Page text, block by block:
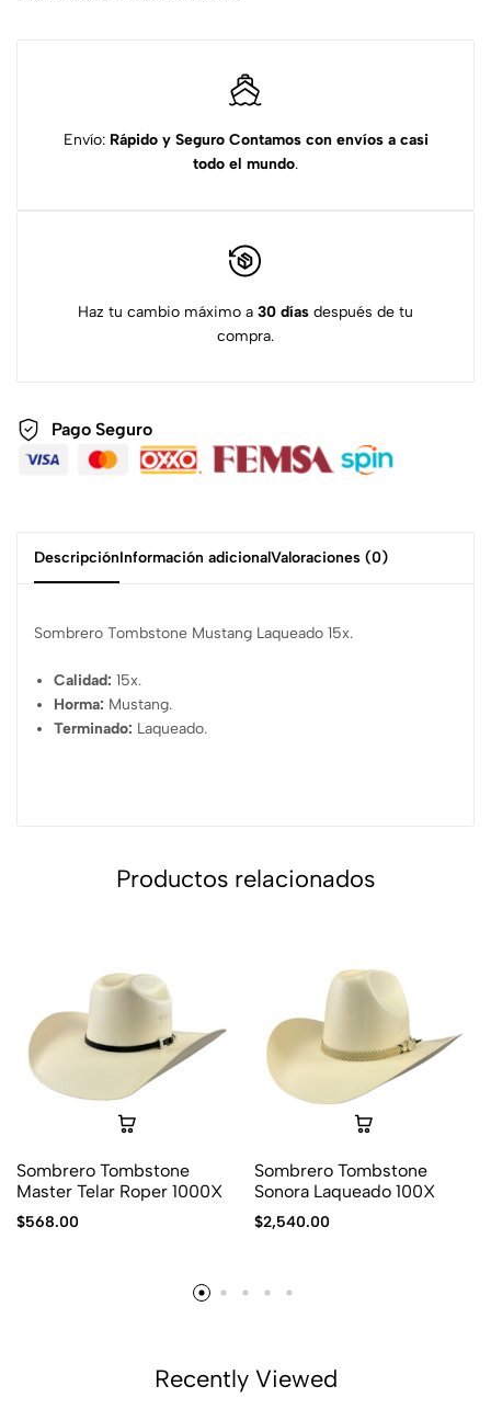
Envío: Rápido y Seguro Contamos con envíos a casi
todo el mundo.
Haz tu cambio máximo a 30 días después de tu
compra.
Pago Seguro
DescripciónInformación adicionalValoraciones (0)
Sombrero Tombstone Mustang Laqueado 15x.
Calidad: 15x.
Horma: Mustang.
Terminado: Laqueado.
Productos relacionados
Sombrero Tombstone
Master Telar Roper 1000X
$568.00
Sombrero Tombstone
Sonora Laqueado 100X
$2,540.00
Recently Viewed